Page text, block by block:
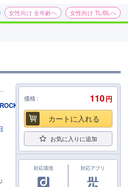
女性向け 全年齢へ 女性向け TL/BLへ
価格 110円
カートに入れる
お気に入りに追加
対応環境 対応アプリ